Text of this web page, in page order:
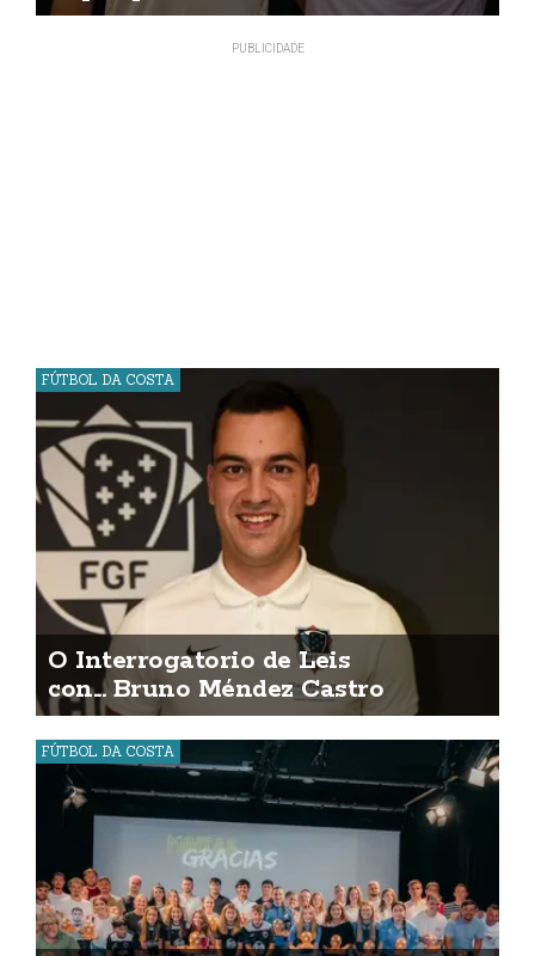
FÚTBOL DA COSTA
O Interrogatorio de Leis
con... Bruno Méndez Castro
FÚTBOL DA COSTA